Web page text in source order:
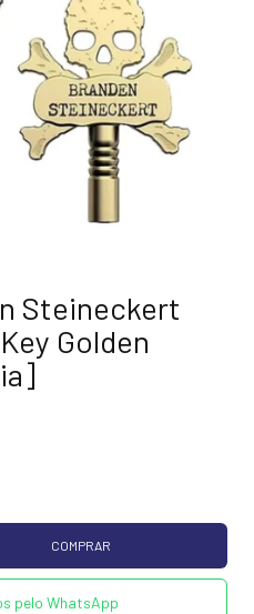
Steineckert
Golden
pelo WhatsApp